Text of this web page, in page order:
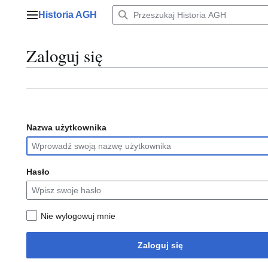
Menu główne
Historia AGH
Zaloguj się
Nazwa użytkownika
Hasło
Nie wylogowuj mnie
Zaloguj się